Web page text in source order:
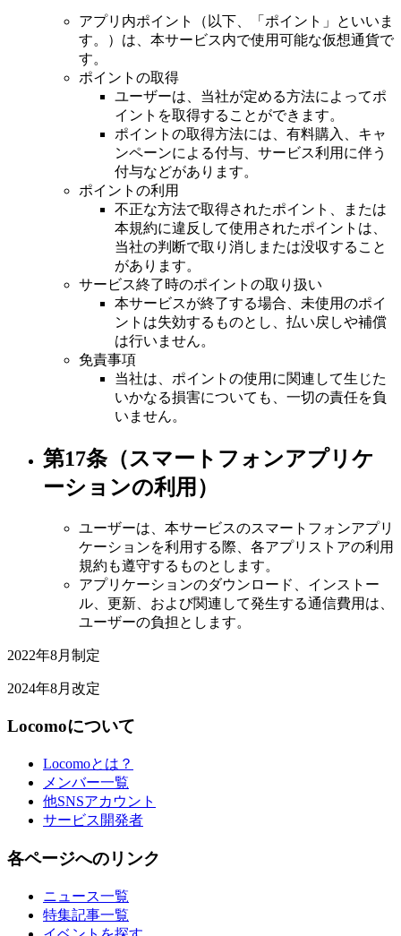
アプリ内ポイント（以下、「ポイント」といいま
す。）は、本サービス内で使用可能な仮想通貨で
す。
ポイントの取得
ユーザーは、当社が定める方法によってポ
イントを取得することができます。
ポイントの取得方法には、有料購入、キャ
ンペーンによる付与、サービス利用に伴う
付与などがあります。
ポイントの利用
不正な方法で取得されたポイント、または
本規約に違反して使用されたポイントは、
当社の判断で取り消しまたは没収すること
があります。
サービス終了時のポイントの取り扱い
本サービスが終了する場合、未使用のポイ
ントは失効するものとし、払い戻しや補償
は行いません。
免責事項
当社は、ポイントの使用に関連して生じた
いかなる損害についても、一切の責任を負
いません。
第17条（スマートフォンアプリケ
ーションの利用）
ユーザーは、本サービスのスマートフォンアプリ
ケーションを利用する際、各アプリストアの利用
規約も遵守するものとします。
アプリケーションのダウンロード、インストー
ル、更新、および関連して発生する通信費用は、
ユーザーの負担とします。
2022年8月制定
2024年8月改定
Locomoについて
Locomoとは？
メンバー一覧
他SNSアカウント
サービス開発者
各ページへのリンク
ニュース一覧
特集記事一覧